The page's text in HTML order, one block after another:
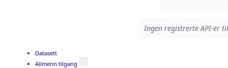
Ingen registrerte API-er
Datasett
Allmenn tilgang